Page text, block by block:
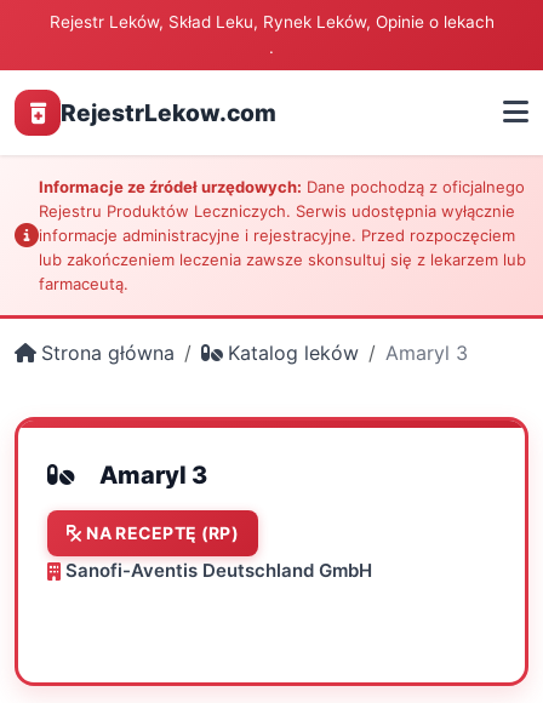
Rejestr Leków, Skład Leku, Rynek Leków, Opinie o lekach
.
RejestrLekow.com
Informacje ze źródeł urzędowych: Dane pochodzą z oficjalnego
Rejestru Produktów Leczniczych. Serwis udostępnia wyłącznie
informacje administracyjne i rejestracyjne. Przed rozpoczęciem
lub zakończeniem leczenia zawsze skonsultuj się z lekarzem lub
farmaceutą.
Strona główna Katalog leków Amaryl 3
Amaryl 3
NA RECEPTĘ (RP)
Sanofi-Aventis Deutschland GmbH